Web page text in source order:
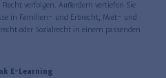
verfolgen. Außerdem vertiefen Sie
in Familien- und Erbrecht, Miet- und
oder Sozialrecht in einem passenden
E-Learning